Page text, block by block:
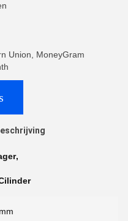
Union, MoneyGram
,